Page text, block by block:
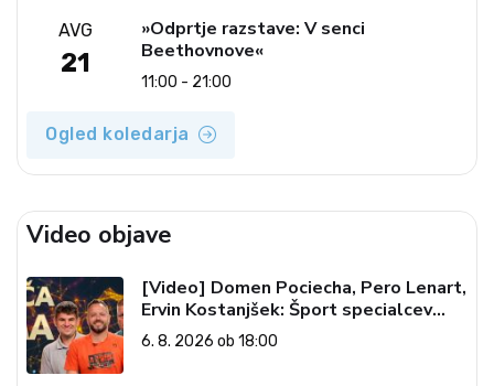
AVG
21
»Odprtje razstave: V senci
Beethovnove«
11:00 - 21:00
Ogled koledarja
Video objave
[Video] Domen Pociecha, Pero Lenart,
Ervin Kostanjšek: Šport specialcev
(Vroča tema, 6. 8. 2026)
6. 8. 2026 ob 18:00